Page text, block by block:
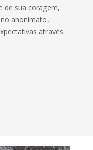
de sua coragem,
anonimato,
através